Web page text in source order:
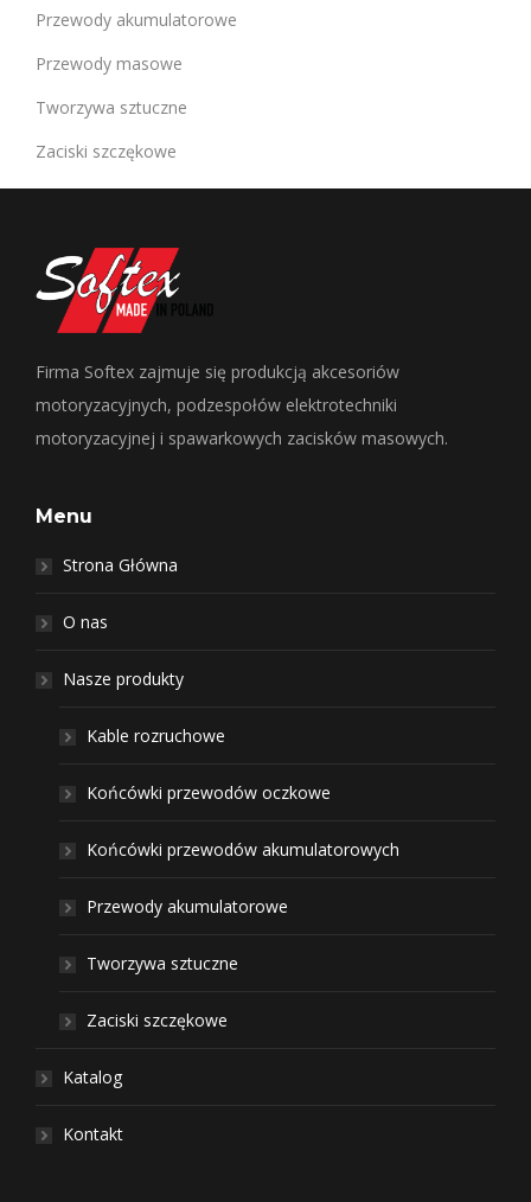
Przewody akumulatorowe
Przewody masowe
Tworzywa sztuczne
Zaciski szczękowe
Firma Softex zajmuje się produkcją akcesoriów
motoryzacyjnych, podzespołów elektrotechniki
motoryzacyjnej i spawarkowych zacisków masowych.
Menu
Strona Główna
O nas
Nasze produkty
Kable rozruchowe
Końcówki przewodów oczkowe
Końcówki przewodów akumulatorowych
Przewody akumulatorowe
Tworzywa sztuczne
Zaciski szczękowe
Katalog
Kontakt